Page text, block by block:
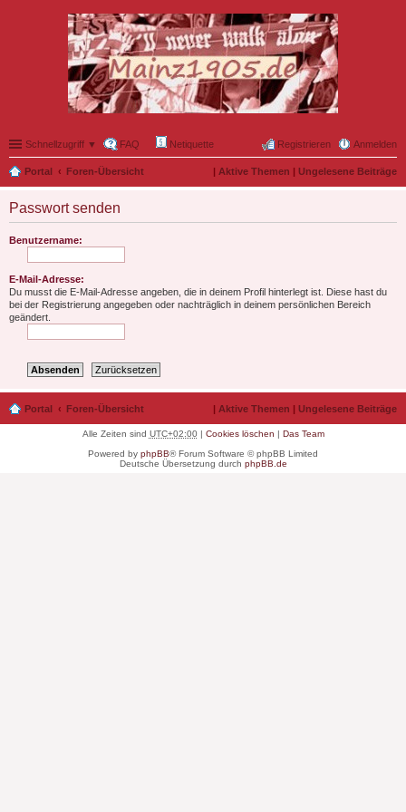
Schnellzugriff ▼ FAQ Netiquette Anmelden
Registrieren
Portal Foren-Übersicht | Aktive Themen | Ungelesene Beiträge
Passwort senden
Benutzername:
E-Mail-Adresse:
Du musst die E-Mail-Adresse angeben, die in deinem Profil hinterlegt ist. Diese hast du
bei der Registrierung angegeben oder nachträglich in deinem persönlichen Bereich
geändert.
Portal Foren-Übersicht | Aktive Themen | Ungelesene Beiträge
Alle Zeiten sind UTC+02:00| Cookies löschen | Das Team
Powered by phpBB® Forum Software © phpBB Limited
Deutsche Übersetzung durch phpBB.de